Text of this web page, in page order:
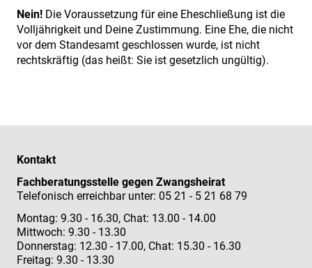
Nein! Die Voraussetzung für eine Eheschließung ist die
Volljährigkeit und Deine Zustimmung. Eine Ehe, die nicht
vor dem Standesamt geschlossen wurde, ist nicht
rechtskräftig (das heißt: Sie ist gesetzlich ungültig).
Kontakt
Fachberatungsstelle gegen Zwangsheirat
Telefonisch erreichbar unter: 05 21 - 5 21 68 79
Montag: 9.30 - 16.30, Chat: 13.00 - 14.00
Mittwoch: 9.30 - 13.30
Donnerstag: 12.30 - 17.00, Chat: 15.30 - 16.30
Freitag: 9.30 - 13.30